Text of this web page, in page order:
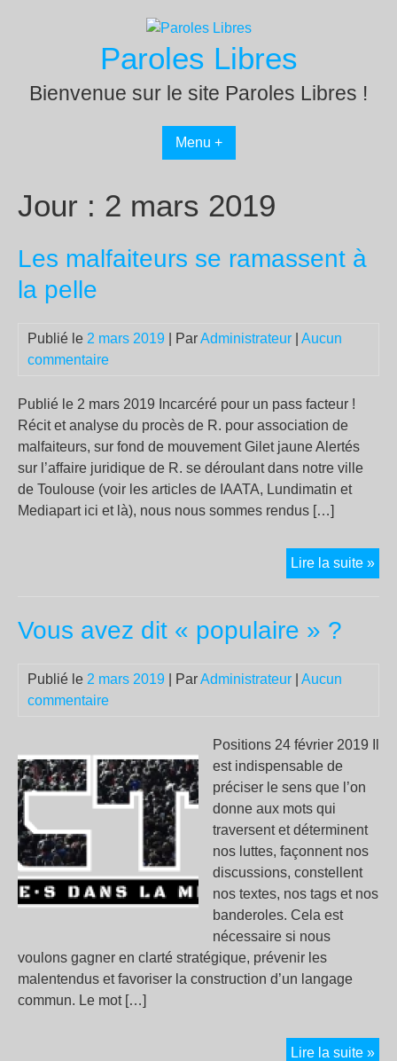
Paroles Libres
Bienvenue sur le site Paroles Libres !
Menu +
Jour : 2 mars 2019
Les malfaiteurs se ramassent à
la pelle
Publié le 2 mars 2019 | ParAdministrateur
Aucun
commentaire
Publié le 2 mars 2019 Incarcéré pour un pass facteur !
Récit et analyse du procès de R. pour association de
malfaiteurs, sur fond de mouvement Gilet jaune Alertés
sur l’affaire juridique de R. se déroulant dans notre ville
de Toulouse (voir les articles de IAATA, Lundimatin et
Mediapart ici et là), nous nous sommes rendus […]
Lire la suite »Les
Vous avez dit « populaire » ?
Publié le 2 mars 2019 | ParAdministrateur
Aucun
commentaire
Positions 24 février 2019 Il
est indispensable de
préciser le sens que l’on
donne aux mots qui
traversent et déterminent
nos luttes, façonnent nos
discussions, constellent
nos textes, nos tags et nos
banderoles. Cela est
nécessaire si nous
voulons gagner en clarté stratégique, prévenir les
malentendus et favoriser la construction d’un langage
commun. Le mot […]
Lire la suite »